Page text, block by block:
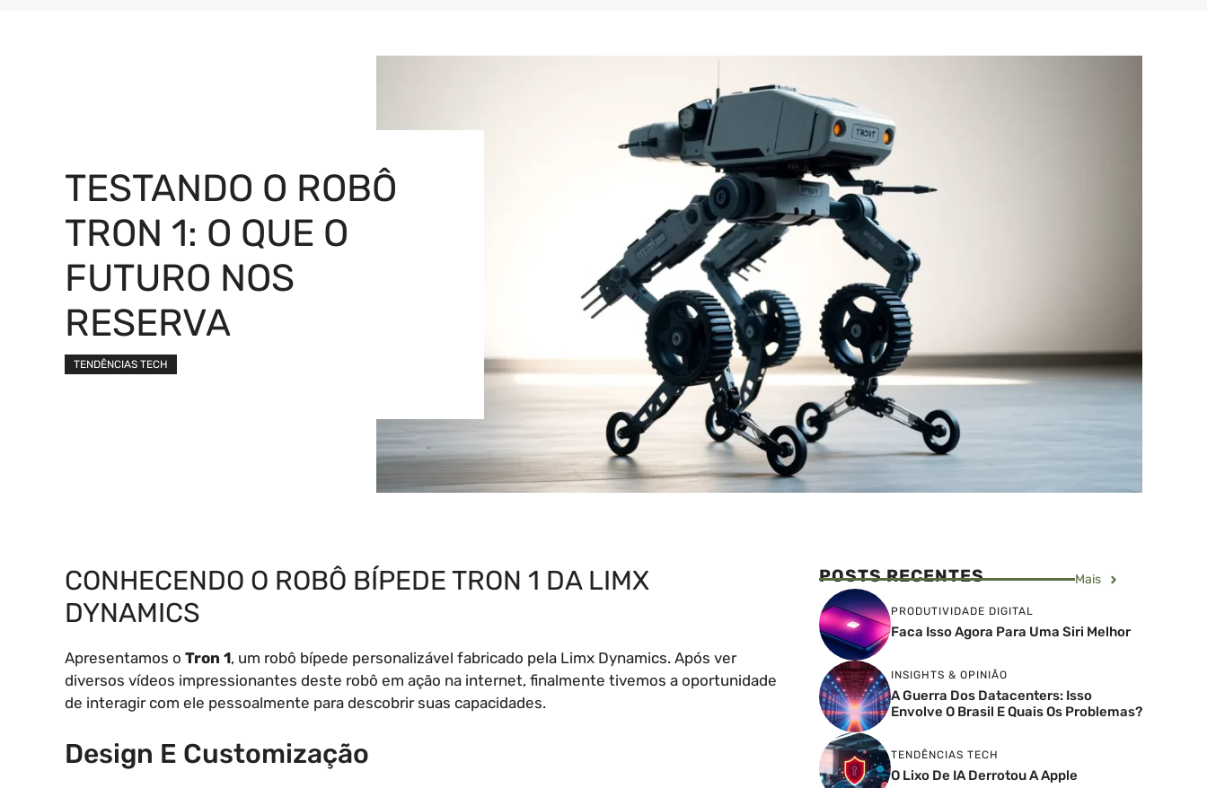
TESTANDO O ROBÔ
TRON 1: O QUE O
FUTURO NOS
RESERVA
TENDÊNCIAS TECH
CONHECENDO O ROBÔ BÍPEDE TRON 1 DA LIMX
DYNAMICS
Apresentamos o Tron 1, um robô bípede personalizável fabricado pela Limx Dynamics. Após ver
diversos vídeos impressionantes deste robô em ação na internet, finalmente tivemos a oportunidade
de interagir com ele pessoalmente para descobrir suas capacidades.
Design E Customização
POSTS RECENTES Mais
PRODUTIVIDADE DIGITAL
Faca Isso Agora Para Uma Siri Melhor
INSIGHTS & OPINIÃO
A Guerra Dos Datacenters: Isso
Envolve O Brasil E Quais Os Problemas?
TENDÊNCIAS TECH
O Lixo De IA Derrotou A Apple